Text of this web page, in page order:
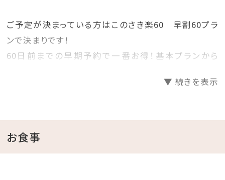
ご予定が決まっている方はこのさき楽60｜早割60プラ
ンで決まりです！
60日前までの早期予約で一番お得！基本プランから
プランで迷っているお客様必見の早期割60プランです！
＝＝＝＝＝＝＝＝＝＝＝＝＝＝＝＝＝＝＝＝
▼ 続きを表示
お食事